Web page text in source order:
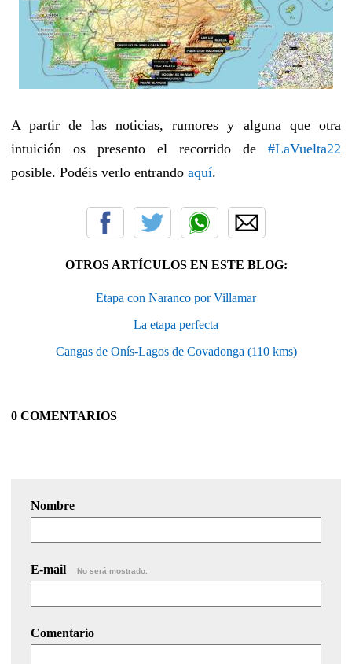
A partir de las noticias, rumores y alguna que otra
intuición os presento el recorrido de #LaVuelta22
posible. Podéis verlo entrando aquí.
OTROS ARTÍCULOS EN ESTE BLOG:
Etapa con Naranco por Villamar
La etapa perfecta
Cangas de Onís-Lagos de Covadonga (110 kms)
0 COMENTARIOS
Nombre
E-mail No será mostrado.
Comentario